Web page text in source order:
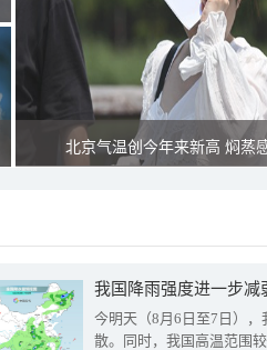
北京气温创今年来新高 焖蒸
今明天（8月6日至7日）
散。同时，我国高温范围